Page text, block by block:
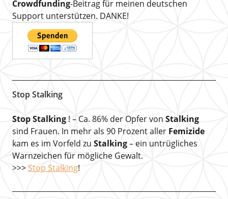
Crowdfunding-Beitrag für meinen deutschen
Support unterstützen. DANKE!
Stop Stalking
Stop Stalking! – Ca. 86% der Opfer von Stalking
sind Frauen. In mehr als 90 Prozent aller Femizide
kam es im Vorfeld zu Stalking– ein untrügliches
Warnzeichen für mögliche Gewalt.
>>> Stop Stalking!